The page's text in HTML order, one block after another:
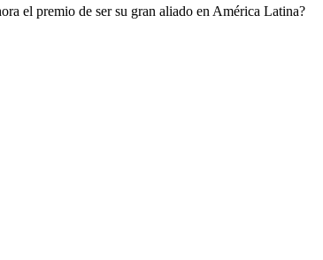
el premio de ser su gran aliado en América Latina?